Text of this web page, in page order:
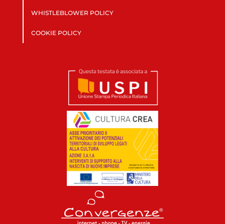
WHISTLEBLOWER POLICY
COOKIE POLICY